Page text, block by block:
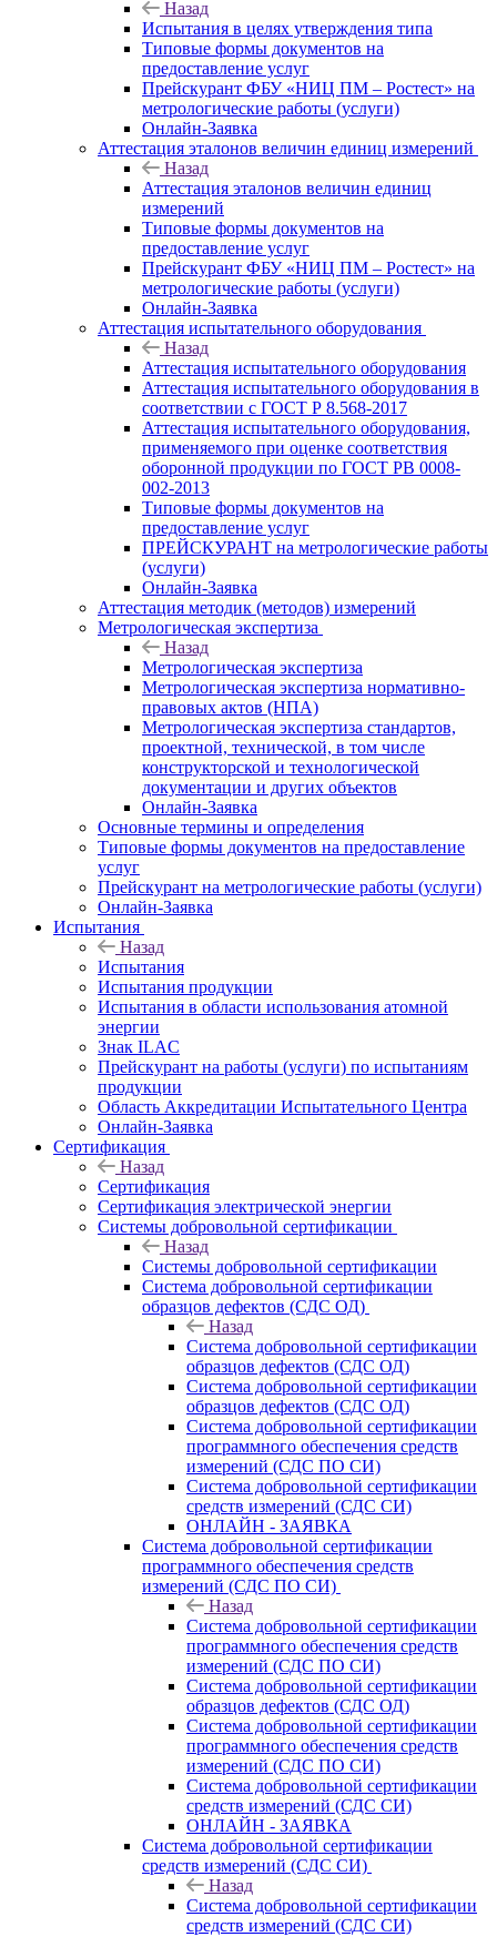
Назад
Испытания в целях утверждения типа
Типовые формы документов на
предоставление услуг
Прейскурант ФБУ «НИЦ ПМ – Ростест» на
метрологические работы (услуги)
Онлайн-Заявка
Аттестация эталонов величин единиц измерений
Назад
Аттестация эталонов величин единиц
измерений
Типовые формы документов на
предоставление услуг
Прейскурант ФБУ «НИЦ ПМ – Ростест» на
метрологические работы (услуги)
Онлайн-Заявка
Аттестация испытательного оборудования
Назад
Аттестация испытательного оборудования
Аттестация испытательного оборудования в
соответствии с ГОСТ Р 8.568-2017
Аттестация испытательного оборудования,
применяемого при оценке соответствия
оборонной продукции по ГОСТ РВ 0008-
002-2013
Типовые формы документов на
предоставление услуг
ПРЕЙСКУРАНТ на метрологические работы
(услуги)
Онлайн-Заявка
Аттестация методик (методов) измерений
Метрологическая экспертиза
Назад
Метрологическая экспертиза
Метрологическая экспертиза нормативно-
правовых актов (НПА)
Метрологическая экспертиза стандартов,
проектной, технической, в том числе
конструкторской и технологической
документации и других объектов
Онлайн-Заявка
Основные термины и определения
Типовые формы документов на предоставление
услуг
Прейскурант на метрологические работы (услуги)
Онлайн-Заявка
Испытания
Назад
Испытания
Испытания продукции
Испытания в области использования атомной
энергии
Знак ILAC
Прейскурант на работы (услуги) по испытаниям
продукции
Область Аккредитации Испытательного Центра
Онлайн-Заявка
Сертификация
Назад
Сертификация
Сертификация электрической энергии
Системы добровольной сертификации
Назад
Системы добровольной сертификации
Система добровольной сертификации
образцов дефектов (СДС ОД)
Назад
Система добровольной сертификации
образцов дефектов (СДС ОД)
Система добровольной сертификации
образцов дефектов (СДС ОД)
Система добровольной сертификации
программного обеспечения средств
измерений (СДС ПО СИ)
Система добровольной сертификации
средств измерений (СДС СИ)
ОНЛАЙН - ЗАЯВКА
Система добровольной сертификации
программного обеспечения средств
измерений (СДС ПО СИ)
Назад
Система добровольной сертификации
программного обеспечения средств
измерений (СДС ПО СИ)
Система добровольной сертификации
образцов дефектов (СДС ОД)
Система добровольной сертификации
программного обеспечения средств
измерений (СДС ПО СИ)
Система добровольной сертификации
средств измерений (СДС СИ)
ОНЛАЙН - ЗАЯВКА
Система добровольной сертификации
средств измерений (СДС СИ)
Назад
Система добровольной сертификации
средств измерений (СДС СИ)